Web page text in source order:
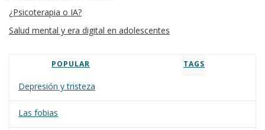
¿Psicoterapia o IA?
Salud mental y era digital en adolescentes
POPULAR TAGS
Depresión y tristeza
Las fobias